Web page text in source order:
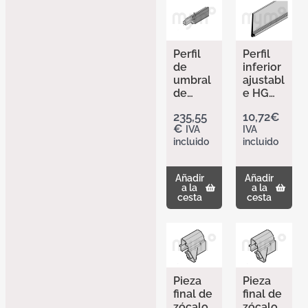
Perfil
de
umbral
de
120 mm
400512
4
235,55
€ IVA
incluido
Añadir
a la
cesta
Perfil
inferior
ajustabl
e HG
401843
9
10,72€
IVA
incluido
Añadir
a la
cesta
Pieza
final de
Pieza
final de